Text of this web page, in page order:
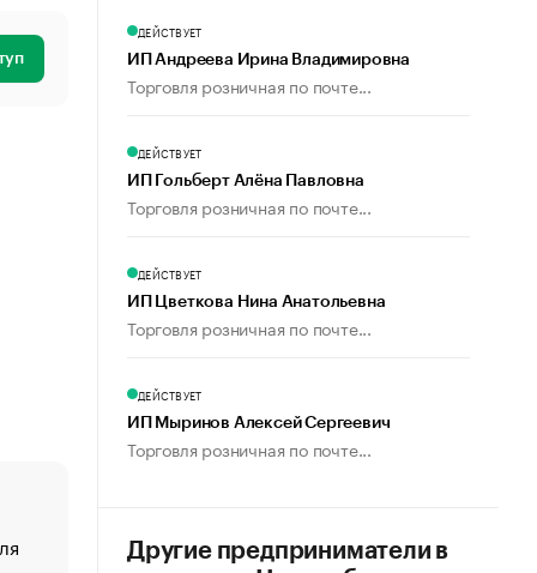
«От спорта тело стареет иначе». Как живет глава
ДЕЙСТВУЕТ
ИП Андреева Ирина Владимировна
Торговля розничная по почте...
ДЕЙСТВУЕТ
ИП Гольберт Алёна Павловна
Торговля розничная по почте...
ДЕЙСТВУЕТ
ИП Цветкова Нина Анатольевна
Торговля розничная по почте...
ДЕЙСТВУЕТ
ИП Мыринов Алексей Сергеевич
Торговля розничная по почте...
Другие предприниматели в